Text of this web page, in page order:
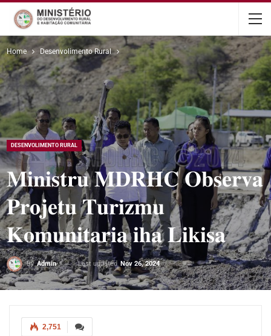
content
Home Desenvolimento Rural
DESENVOLIMENTO RURAL
𝐌𝐢𝐧𝐢𝐬𝐭𝐫𝐮 𝐌𝐃𝐑𝐇𝐂 𝐎𝐛𝐬𝐞𝐫𝐯𝐚
𝐏𝐫𝐨𝐣𝐞𝐭𝐮 𝐓𝐮𝐫𝐢𝐳𝐦𝐮
𝐊𝐨𝐦𝐮𝐧𝐢𝐭𝐚𝐫𝐢𝐚 𝐢𝐡𝐚 𝐋𝐢𝐤𝐢𝐬𝐚
ByAdmin Last updated Nov 26, 2024
2,751